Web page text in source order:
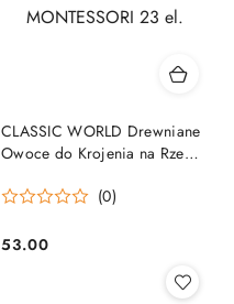
CLASSIC WORLD Drewniane
Owoce do Krojenia na Rzepy
MONTESSORI 23 el.
(0)
Cena:
53.00